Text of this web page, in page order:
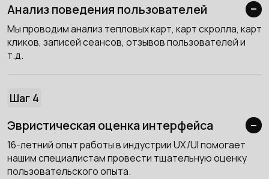
Анализ поведения пользователей
Мы проводим анализ тепловых карт, карт скролла, карт
кликов, записей сеансов, отзывов пользователей и
т.д.
Шаг 4
Эвристическая оценка интерфейса
16-летний опыт работы в индустрии UX/UI помогает
нашим специалистам провести тщательную оценку
пользовательского опыта.